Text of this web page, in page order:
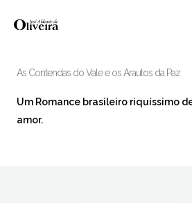
para
As Contendas do Vale e os Arautos da Paz
Um Romance brasileiro riquíssimo
amor.